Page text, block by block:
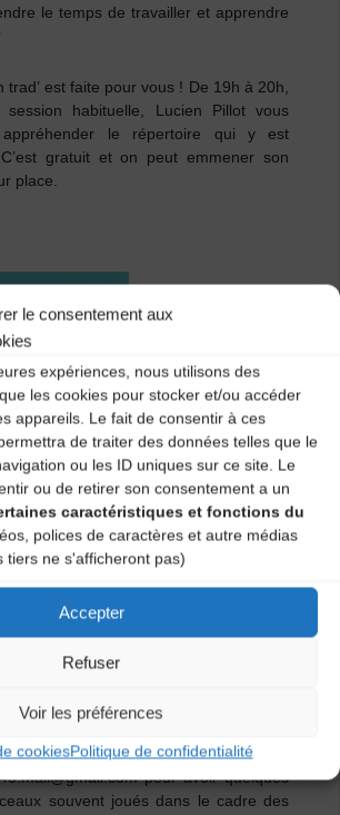
le consentement aux
expériences, nous utilisons des
les cookies pour stocker et/ou accéder
appareils. Le fait de consentir à ces
de traiter des données telles que le
ou les ID uniques sur ce site. Le
ou de retirer son consentement a un
caractéristiques et fonctions du
polices de caractères et autre médias
tiers ne s'afficheront pas)
Accepter
Refuser
Voir les préférences
cookiesPolitique de confidentialité
le temps de travailler et apprendre
trad’ est faite pour vous ! De 19h à 20h,
habituelle, Lucien Pillot vous
le répertoire qui y est
gratuit et on peut emmener son
place.
Slow Session Trad’
: Session Trad’
le souhaitent, vous pouvez également
pour avoir quelques
souvent joués dans le cadre des